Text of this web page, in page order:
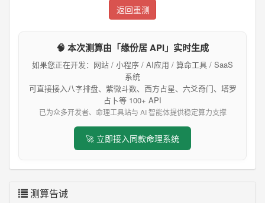
返回重测
🧠 本次测算由「缘份居 API」实时生成
如果您正在开发：网站 / 小程序 / AI应用 / 算命工具 / SaaS
系统
可直接接入八字排盘、紫微斗数、西方占星、六爻奇门、塔罗
占卜等 100+ API
已为众多开发者、命理工具站与 AI 智能体提供稳定算力支撑
🚀 立即接入同款命理系统
测算告诫